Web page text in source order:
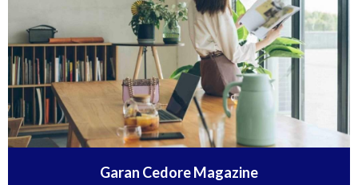
Garan Cedore Magazine